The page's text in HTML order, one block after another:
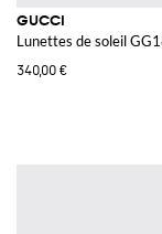
GUCCI
Lunettes de soleil
340,00 €